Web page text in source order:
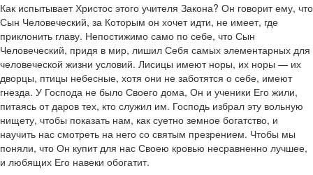
Как испытывает Христос этого учителя Закона? Он говорит ему, что
Сын Человеческий, за Которым он хочет идти, не имеет, где
приклонить главу. Непостижимо само по себе, что Сын
Человеческий, придя в мир, лишил Себя самых элементарных для
человеческой жизни условий. Лисицы имеют норы, их норы — их
дворцы, птицы небесные, хотя они не заботятся о себе, имеют
гнезда. У Господа не было Своего дома, Он и ученики Его жили,
питаясь от даров тех, кто служил им. Господь избрал эту вольную
нищету, чтобы показать нам, как суетно земное богатство, и
научить нас смотреть на него со святым презрением. Чтобы мы
поняли, что Он купит для нас Своею кровью несравненно лучшее,
и любящих Его навеки обогатит.